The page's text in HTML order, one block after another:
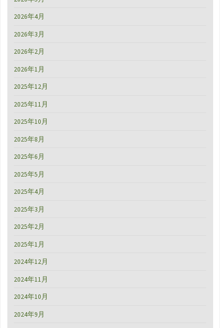
2026年4月
2026年3月
2026年2月
2026年1月
2025年12月
2025年11月
2025年10月
2025年8月
2025年6月
2025年5月
2025年4月
2025年3月
2025年2月
2025年1月
2024年12月
2024年11月
2024年10月
2024年9月